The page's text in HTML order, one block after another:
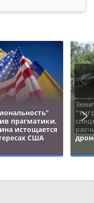
прагматики.
истощается
США